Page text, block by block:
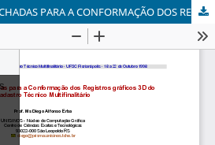
O MONOCULAR DE FACHADAS PARA A CONFORMAÇÃO DOS REGISTROS GRÁFICOS 3D DO CADASTRO TÉCNICO MULTIFINALITÁRIO